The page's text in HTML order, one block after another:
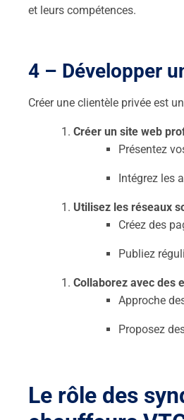
et leurs compétences.
4 – Développer
Créer une clientèle privée est
Créer un site web
Présentez
Intégrez les
Utilisez les réseaux
Créez des
Publiez
Collaborez avec des
Approche
Proposez
Le rôle des